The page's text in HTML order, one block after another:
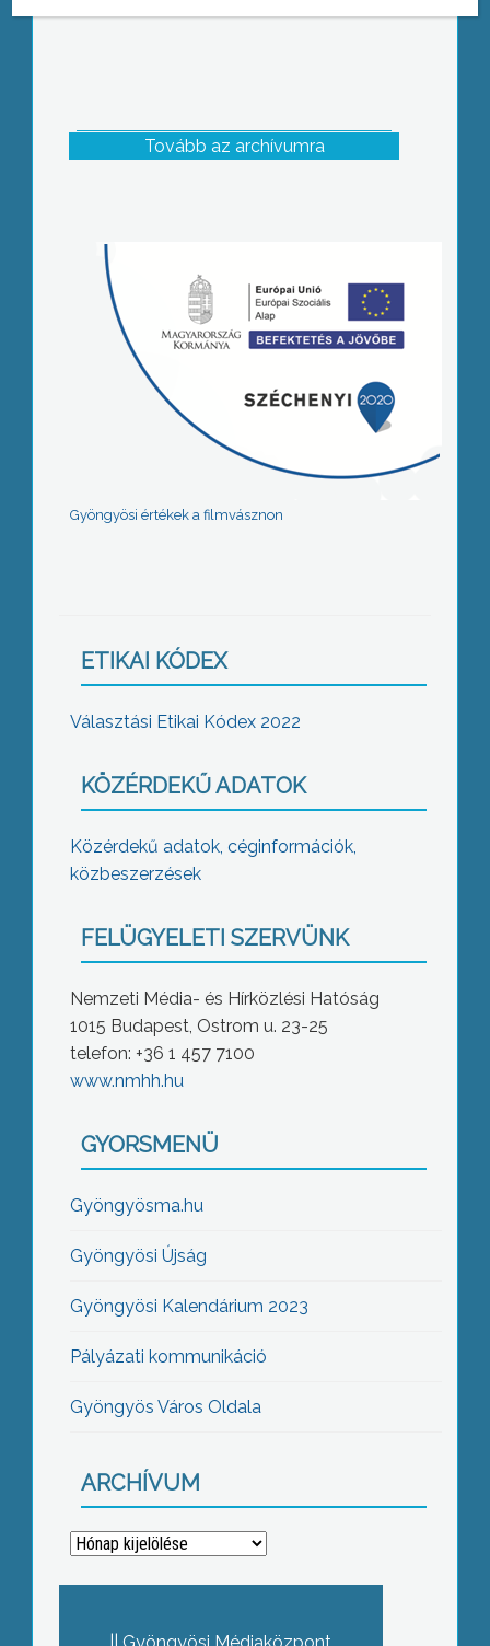
Tovább az archívumra
Gyöngyösi értékek a filmvásznon
ETIKAI KÓDEX
Választási Etikai Kódex 2022
KÖZÉRDEKŰ ADATOK
Közérdekű adatok, céginformációk,
közbeszerzések
FELÜGYELETI SZERVÜNK
Nemzeti Média- és Hírközlési Hatóság
1015 Budapest, Ostrom u. 23-25
telefon: +36 1 457 7100
www.nmhh.hu
GYORSMENÜ
Gyöngyösma.hu
Gyöngyösi Újság
Gyöngyösi Kalendárium 2023
Pályázati kommunikáció
Gyöngyös Város Oldala
ARCHÍVUM
Archívum